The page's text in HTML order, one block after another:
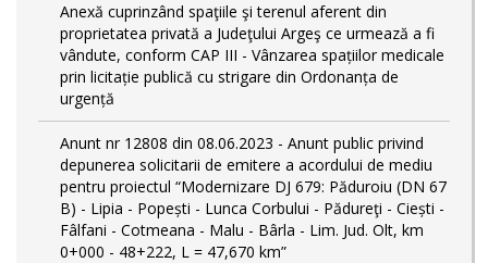
Anexă cuprinzând spaţiile şi terenul aferent din
proprietatea privată a Judeţului Argeş ce urmează a fi
vândute, conform CAP III - Vânzarea spațiilor medicale
prin licitație publică cu strigare din Ordonanța de
urgență
Anunt nr 12808 din 08.06.2023 - Anunt public privind
depunerea solicitarii de emitere a acordului de mediu
pentru proiectul “Modernizare DJ 679: Păduroiu (DN 67
B) - Lipia - Popești - Lunca Corbului - Pădureţi - Ciești -
Fâlfani - Cotmeana - Malu - Bârla - Lim. Jud. Olt, km
0+000 - 48+222, L = 47,670 km”